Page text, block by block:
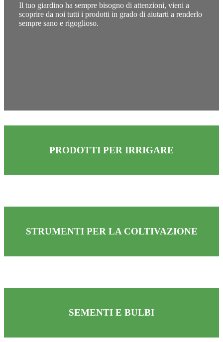
Il tuo giardino ha sempre bisogno di attenzioni, vieni a
scoprire da noi tutti i prodotti in grado di aiutarti a renderlo
sempre sano e rigoglioso.
PRODOTTI PER IRRIGARE
STRUMENTI PER LA COLTIVAZIONE
SEMENTI E BULBI